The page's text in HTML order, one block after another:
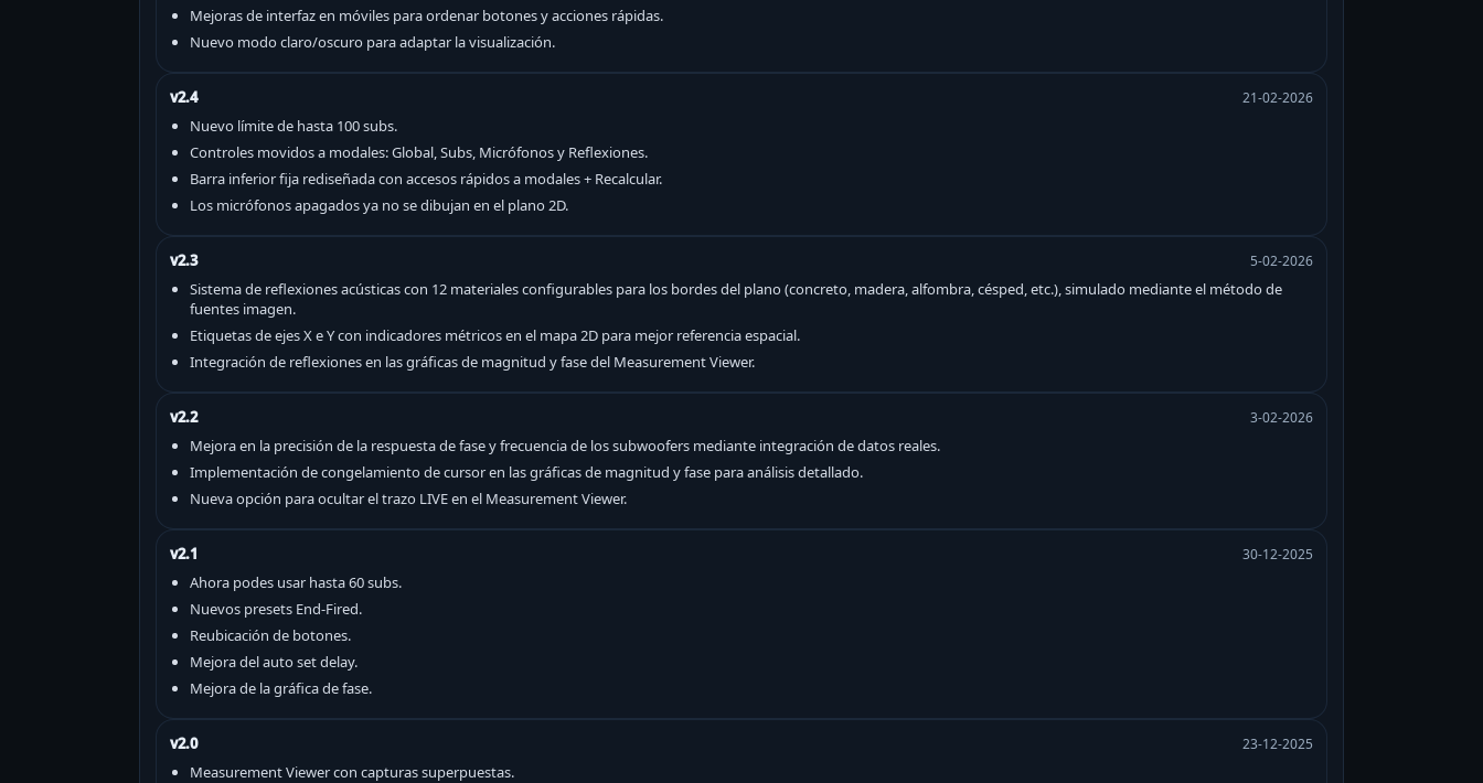
Mejoras de interfaz en móviles para ordenar botones y acciones rápidas.
Nuevo modo claro/oscuro para adaptar la visualización.
v2.4 21-02-2026
Nuevo límite de hasta 100 subs.
Controles movidos a modales: Global, Subs, Micrófonos y Reflexiones.
Barra inferior fija rediseñada con accesos rápidos a modales + Recalcular.
Los micrófonos apagados ya no se dibujan en el plano 2D.
v2.3 5-02-2026
Sistema de reflexiones acústicas con 12 materiales configurables para los bordes del plano (concreto, madera, alfombra, césped, etc.), simulado mediante el método de
fuentes imagen.
Etiquetas de ejes X e Y con indicadores métricos en el mapa 2D para mejor referencia espacial.
Integración de reflexiones en las gráficas de magnitud y fase del Measurement Viewer.
v2.2 3-02-2026
Mejora en la precisión de la respuesta de fase y frecuencia de los subwoofers mediante integración de datos reales.
Implementación de congelamiento de cursor en las gráficas de magnitud y fase para análisis detallado.
Nueva opción para ocultar el trazo LIVE en el Measurement Viewer.
v2.1 30-12-2025
Ahora podes usar hasta 60 subs.
Nuevos presets End-Fired.
Reubicación de botones.
Mejora del auto set delay.
Mejora de la gráfica de fase.
v2.0 23-12-2025
Measurement Viewer con capturas superpuestas.